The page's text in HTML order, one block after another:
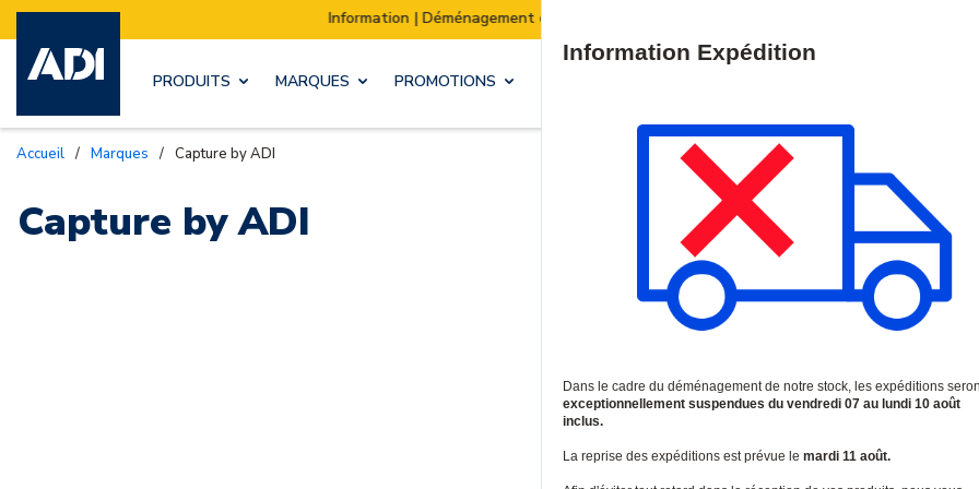
Information | Déménagement de notre stock : Les expéditions seront suspendues du 07 au 10 août
PRODUITS MARQUES PROMOTIONS
Accueil / Marques / Capture by ADI
Capture by ADI